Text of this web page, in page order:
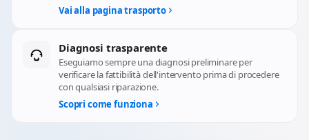
Vai alla pagina trasporto
Diagnosi trasparente
Eseguiamo sempre una diagnosi preliminare per
verificare la fattibilità dell'intervento prima di procedere
con qualsiasi riparazione.
Scopri come funziona